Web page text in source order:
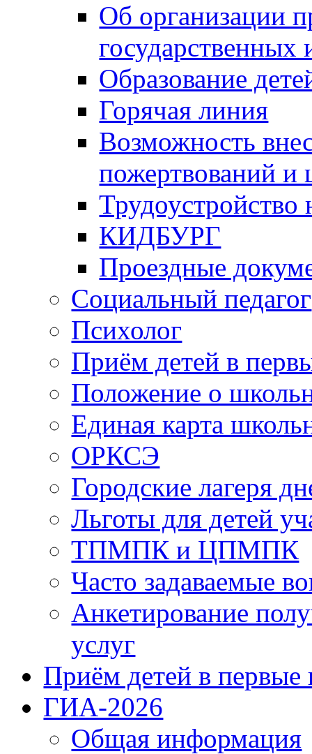
Об организации
Образование
Горячая линия
Возможность
пожертвований и
КИДБУРГ
Проездные
Социальный педагог
Психолог
Приём детей в
Положение о
Единая карта
ОРКСЭ
Городские лагеря
Льготы для детей
ТПМПК и ЦПМПК
Часто задаваемые
Анкетирование
услуг
Приём детей в первые
ГИА-2026
Общая информация